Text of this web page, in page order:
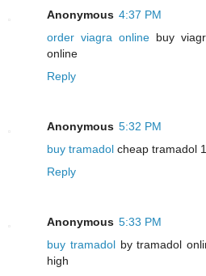
Anonymous 4:37 PM
order viagra online buy
online
Reply
Anonymous 5:32 PM
buy tramadol cheap tramadol
Reply
Anonymous 5:33 PM
buy tramadolby tramadol
high